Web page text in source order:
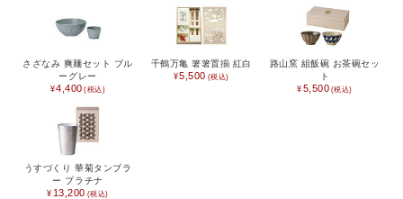
FEATURE
さざなみ 爽麺セット ブル
ーグレー
4,400
千鶴万亀 箸箸置揃 紅白
5,500
路山窯 組飯碗 お茶碗セッ
ト
5,500
うすづくり 華菊タンブラ
ー プラチナ
13,200